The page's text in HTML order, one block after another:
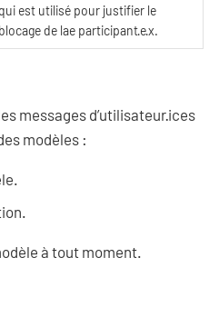
est utilisé pour justifier le
blocage de lae participant·e·x.
messages d’utilisateur·ices
modèles :
à tout moment.